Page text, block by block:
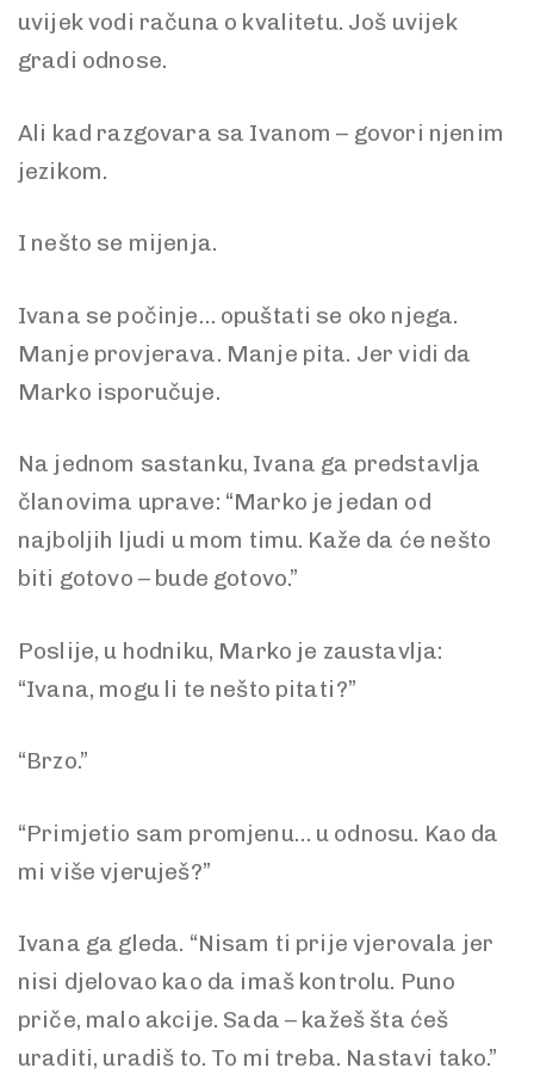
uvijek vodi računa o kvalitetu. Još uvijek
gradi odnose.
Ali kad razgovara sa Ivanom – govori njenim
jezikom.
I nešto se mijenja.
Ivana se počinje… opuštati se oko njega.
Manje provjerava. Manje pita. Jer vidi da
Marko isporučuje.
Na jednom sastanku, Ivana ga predstavlja
članovima uprave: “Marko je jedan od
najboljih ljudi u mom timu. Kaže da će nešto
biti gotovo – bude gotovo.”
Poslije, u hodniku, Marko je zaustavlja:
“Ivana, mogu li te nešto pitati?”
“Brzo.”
“Primjetio sam promjenu… u odnosu. Kao da
mi više vjeruješ?”
Ivana ga gleda. “Nisam ti prije vjerovala jer
nisi djelovao kao da imaš kontrolu. Puno
priče, malo akcije. Sada – kažeš šta ćeš
uraditi, uradiš to. To mi treba. Nastavi tako.”